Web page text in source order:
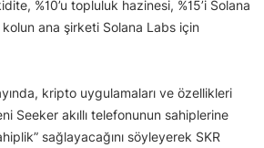
%10’u topluluk hazinesi, %15’i Solana
kolun ana şirketi Solana Labs için
kripto uygulamaları ve özellikleri
Seeker akıllı telefonunun sahiplerine
sağlayacağını söyleyerek SKR